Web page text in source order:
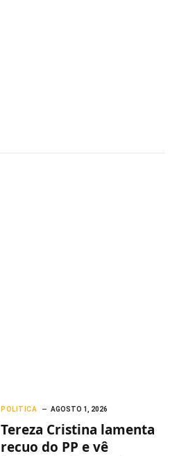
POLITICA AGOSTO 1, 2026
Tereza Cristina lamenta
recuo do PP e vê